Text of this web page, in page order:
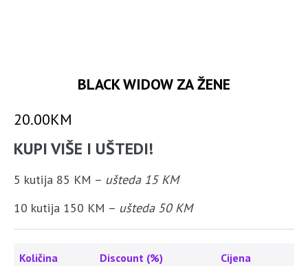
BLACK WIDOW ZA ŽENE
20.00KM
KUPI VIŠE I UŠTEDI!
5 kutija 85 KM – ušteda 15 KM
10 kutija 150 KM – ušteda 50 KM
Količina Discount (%) Cijena